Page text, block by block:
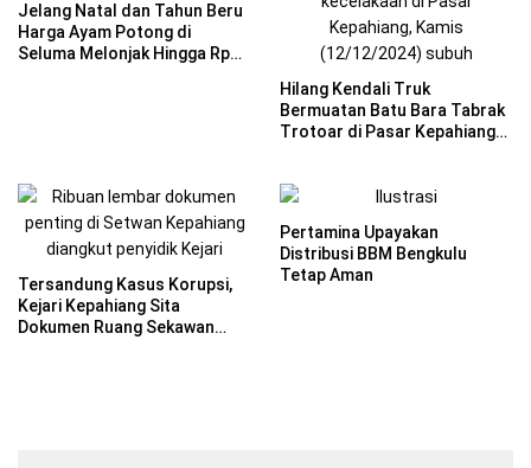
Jelang Natal dan Tahun Beru
Harga Ayam Potong di
Seluma Melonjak Hingga Rp
Hilang Kendali Truk
Bermuatan Batu Bara Tabrak
Trotoar di Pasar Kepahiang
Tersandung Kasus Korupsi,
Kejari Kepahiang Sita
Dokumen Ruang Sekawan
Pertamina Upayakan
Distribusi BBM Bengkulu
Tetap Aman